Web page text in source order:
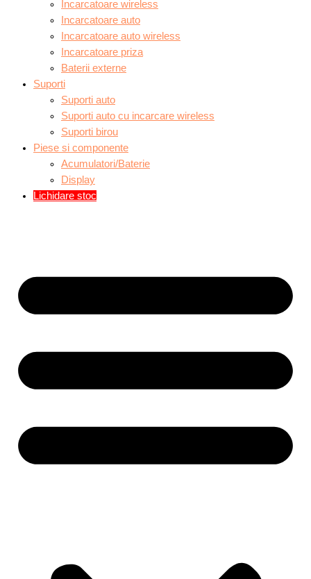
Incarcatoare wireless
Incarcatoare auto
Incarcatoare auto wireless
Incarcatoare priza
Baterii externe
Suporti
Suporti auto
Suporti auto cu incarcare wireless
Suporti birou
Piese si componente
Acumulatori/Baterie
Display
Lichidare stoc